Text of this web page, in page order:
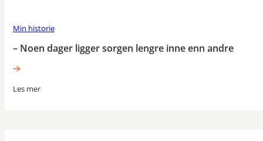
Min historie
– Noen dager ligger sorgen lengre inne enn andre
Les mer